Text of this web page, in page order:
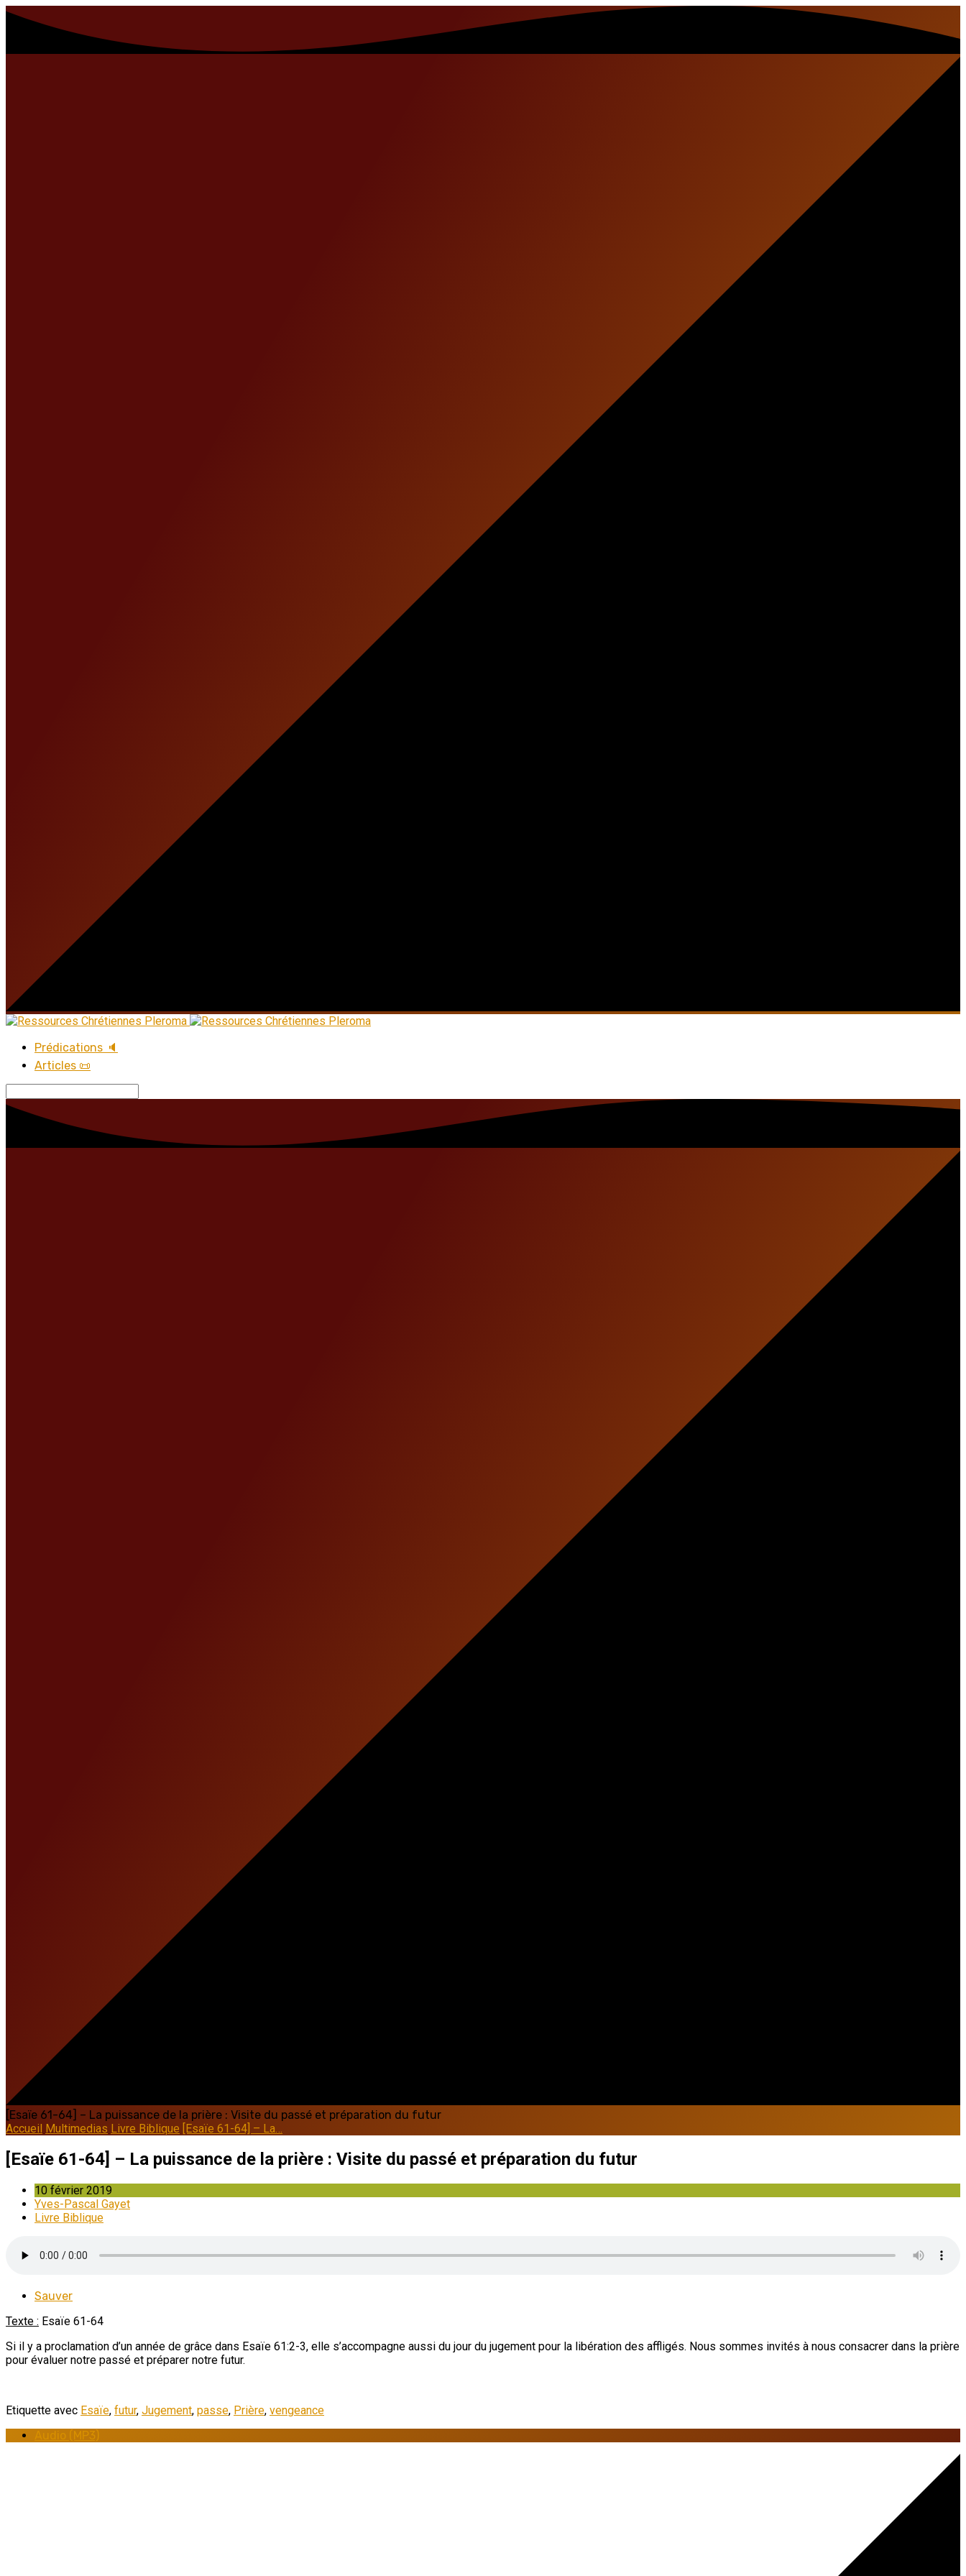
Prédications 🔈
Articles 📜
[Esaïe 61-64] – La puissance de la prière : Visite du passé et préparation du futur
Accueil Multimedias Livre Biblique [Esaïe 61-64] – La…
[Esaïe 61-64] – La puissance de la prière : Visite du passé et préparation du futur
10 février 2019
Yves-Pascal Gayet
Livre Biblique
Sauver
Texte : Esaïe 61-64
Si il y a proclamation d’un année de grâce dans Esaïe 61:2-3, elle s’accompagne aussi du jour du jugement pour la libération des affligés. Nous sommes invités à nous consacrer dans la prière
pour évaluer notre passé et préparer notre futur.
Etiquette avec Esaïe, futur, Jugement, passe, Prière, vengeance
Audio (MP3)